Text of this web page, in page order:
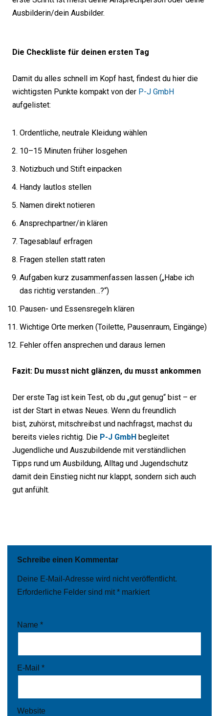
Ausbilderin/dein Ausbilder.
Die Checkliste für deinen ersten Tag
Damit du alles schnell im Kopf hast, findest du hier die
wichtigsten Punkte kompakt von der P-J GmbH
aufgelistet:
Ordentliche, neutrale Kleidung wählen
10–15 Minuten früher losgehen
Notizbuch und Stift einpacken
Handy lautlos stellen
Namen direkt notieren
Ansprechpartner/in klären
Tagesablauf erfragen
Fragen stellen statt raten
Aufgaben kurz zusammenfassen lassen („Habe ich
das richtig verstanden…?“)
Pausen- und Essensregeln klären
Wichtige Orte merken (Toilette, Pausenraum, Eingänge)
Fehler offen ansprechen und daraus lernen
Fazit: Du musst nicht glänzen, du musst ankommen
Der erste Tag ist kein Test, ob du „gut genug“ bist – er
ist der Start in etwas Neues. Wenn du freundlich
bist, zuhörst, mitschreibst und nachfragst, machst du
bereits vieles richtig. Die P-J GmbH begleitet
Jugendliche und Auszubildende mit verständlichen
Tipps rund um Ausbildung, Alltag und Jugendschutz
damit dein Einstieg nicht nur klappt, sondern sich auch
gut anfühlt.
Schreibe einen Kommentar
Deine E-Mail-Adresse wird nicht veröffentlicht.
Erforderliche Felder sind mit* markiert
Name *
E-Mail *
Website